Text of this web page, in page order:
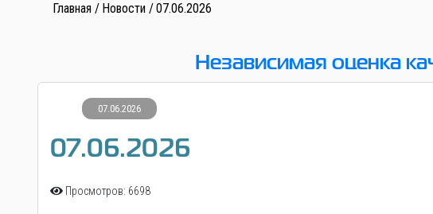
Главная Новости 07.06.2026
Независимая оценка
07.06.2026
07.06.2026
Просмотров: 6698